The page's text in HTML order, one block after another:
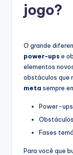
jogo?
O grande
power-upse
elementos
obstáculos que
meta sempre
Power-ups
Fases
Para você que